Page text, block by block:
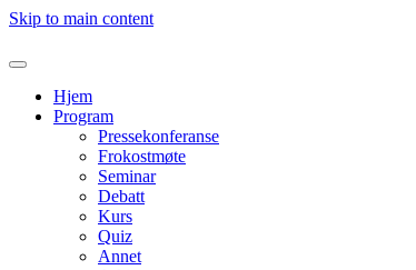
Skip to main content
Hjem
Program
Pressekonferanse
Frokostmøte
Seminar
Debatt
Kurs
Quiz
Annet